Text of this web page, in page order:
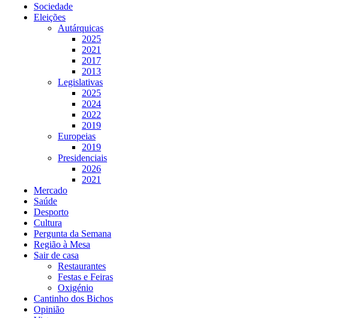
Sociedade
Eleições
Autárquicas
2025
2021
2017
2013
Legislativas
2025
2024
2022
2019
Europeias
2019
Presidenciais
2026
2021
Mercado
Saúde
Desporto
Cultura
Pergunta da Semana
Região à Mesa
Sair de casa
Restaurantes
Festas e Feiras
Oxigénio
Cantinho dos Bichos
Opinião